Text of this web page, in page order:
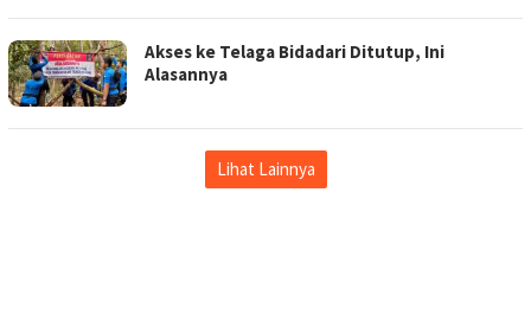
Akses ke Telaga Bidadari Ditutup, Ini
Alasannya
Lihat Lainnya